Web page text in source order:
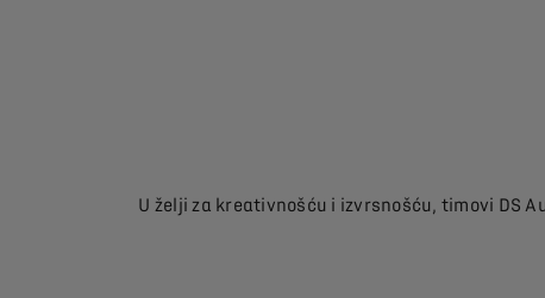
U želji za kreativnošću i izvrsnošću, timovi DS